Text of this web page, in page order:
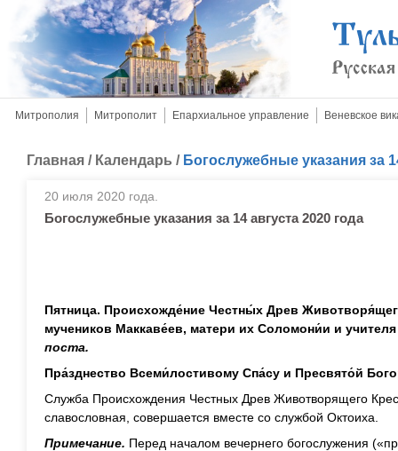
Митрополия Митрополит Епархиальное управление Веневское
Главная / Календарь / Богослужебные указания за
20 июля 2020 года.
Богослужебные указания за 14 августа 2020 года
Пятница. Происхожде́ние Честны́х Древ
мучеников Маккаве́ев, матери их Соломони́и и
поста.
Пра́зднество Всеми́лостивому Спа́су и Пресвято́й
Служба Происхождения Честных Древ Животворящего
славословная, совершается вместе со службой Октоиха.
Примечание. Перед началом вечернего богослужения